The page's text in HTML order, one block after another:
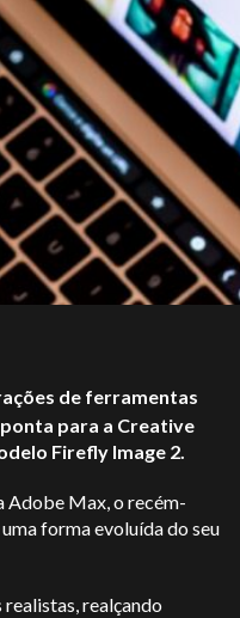
de ferramentas
para a Creative
Firefly Image 2.
Adobe Max, o recém-
uma forma evoluída do seu
realçando